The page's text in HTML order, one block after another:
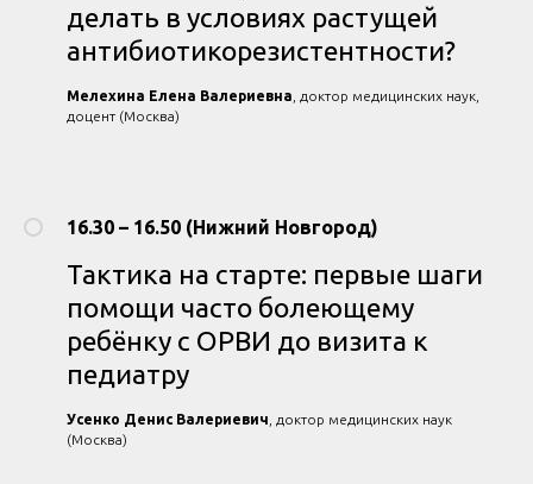
делать в условиях растущей
антибиотикорезистентности?
Мелехина Елена Валериевна , доктор медицинских наук,
доцент (Москва)
16.30 – 16.50 (Нижний Новгород)
Тактика на старте: первые шаги
помощи часто болеющему
ребёнку с ОРВИ до визита к
педиатру
Усенко Денис Валериевич , доктор медицинских наук
(Москва)